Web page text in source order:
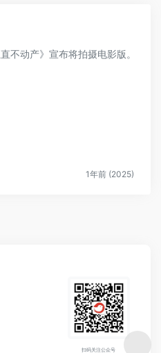
不动产》宣布将拍摄电影版。
1年前 (2025)
扫码关注公众号